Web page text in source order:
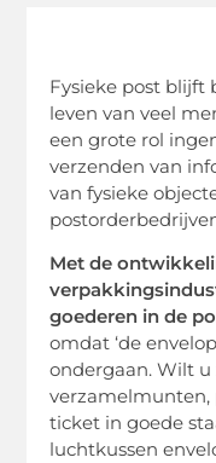
Fysieke post blijft
leven van veel
een grote rol
verzenden van
van fysieke
Met de
goederen in de
omdat ‘de
ondergaan. Wilt
verzamelmunten,
ticket in goede
luchtkussen